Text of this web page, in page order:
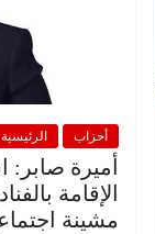
أحزاب الرئيسية
أميرة
الإقامة
مشينة